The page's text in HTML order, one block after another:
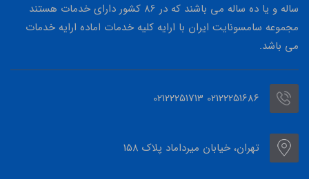
ساله و یا ده ساله می باشند که در 86 کشور دارای خدمات هستند
مجموعه سامسونایت ایران با ارایه کلیه خدمات اماده ارایه خدمات
می باشد.
02122251686 02122251713
تهران، خیابان میرداماد پلاک 158